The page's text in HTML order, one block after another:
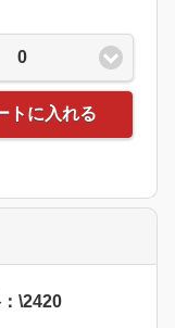
0
トに入れる
\2420